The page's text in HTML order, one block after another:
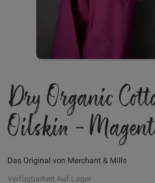
der
Bildgalerie
springen
Dry Organic
Oilskin -
Das Original von Merchant & Mills
VerfügbarkeitAuf Lager